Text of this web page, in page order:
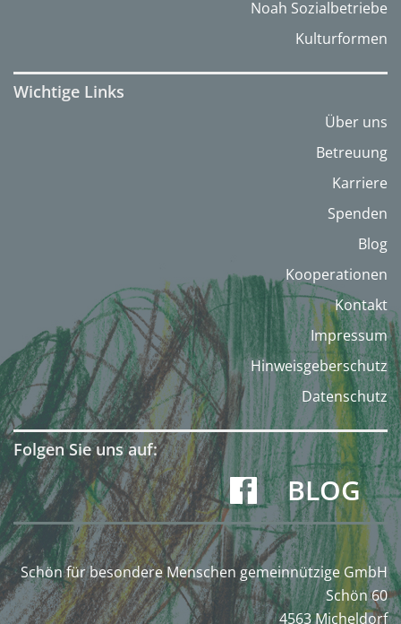
Noah Sozialbetriebe
Kulturformen
Wichtige Links
Über uns
Betreuung
Karriere
Spenden
Blog
Kooperationen
Kontakt
Impressum
Hinweisgeberschutz
Datenschutz
Folgen Sie uns auf:
BLOG
Schön für besondere Menschen gemeinnützige GmbH
Schön 60
4563 Micheldorf